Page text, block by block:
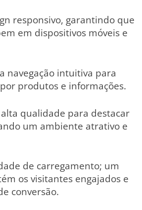
responsivo, garantindo que
em dispositivos móveis e
navegação intuitiva para
produtos e informações.
qualidade para destacar
um ambiente atrativo e
de carregamento; um
os visitantes engajados e
conversão.